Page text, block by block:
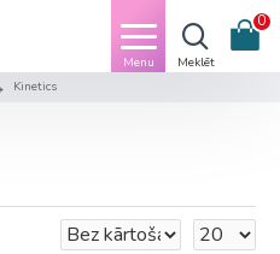
0
Kinetics